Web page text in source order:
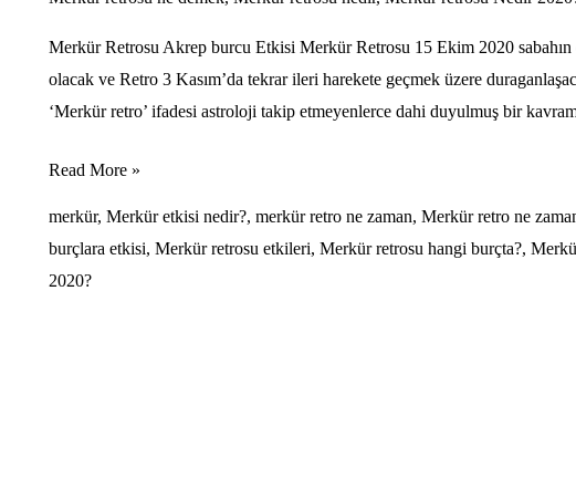
Merkür Retrosu Akrep burcu Etkisi Merkür Retrosu 15 Ekim 2020
olacak ve Retro 3 Kasım’da tekrar ileri harekete geçmek üzere
‘Merkür retro’ ifadesi astroloji takip etmeyenlerce dahi duyulmuş bir
Merkür
Read More »
merkür, Merkür etkisi nedir?, merkür retro ne zaman, Merkür retro ne
burçlara etkisi, Merkür retrosu etkileri, Merkür retrosu hangi burçta?,
2020?